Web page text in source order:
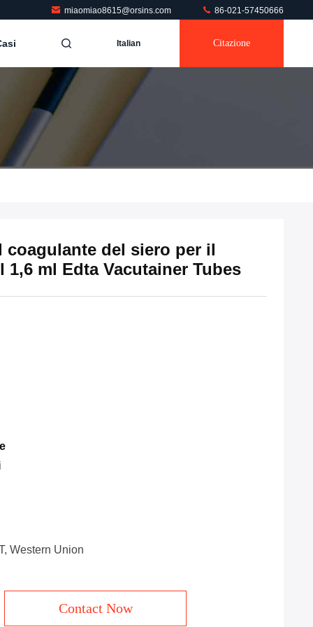
miaomiao8615@orsins.com 86-021-57450666
Italian Citazione
del siero per il
ml Edta Vacutainer Tubes
Western Union
Contact Now